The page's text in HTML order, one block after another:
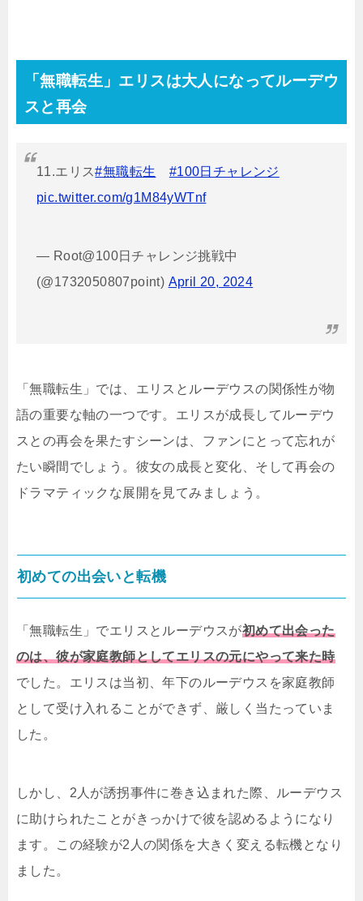
「無職転生」エリスは大人になってルーデウ
スと再会
11.エリス#無職転生
#100日チャレンジ
pic.twitter.com/g1M84yWTnf
— Root@100日チャレンジ挑戦中
(@1732050807point) April 20, 2024
「無職転生」では、エリスとルーデウスの関係性が物
語の重要な軸の一つです。エリスが成長してルーデウ
スとの再会を果たすシーンは、ファンにとって忘れが
たい瞬間でしょう。彼女の成長と変化、そして再会の
ドラマティックな展開を見てみましょう。
初めての出会いと転機
「無職転生」でエリスとルーデウスが初めて出会った
のは、彼が家庭教師としてエリスの元にやって来た時
でした。エリスは当初、年下のルーデウスを家庭教師
として受け入れることができず、厳しく当たっていま
した。
しかし、2人が誘拐事件に巻き込まれた際、ルーデウス
に助けられたことがきっかけで彼を認めるようになり
ます。この経験が2人の関係を大きく変える転機となり
ました。